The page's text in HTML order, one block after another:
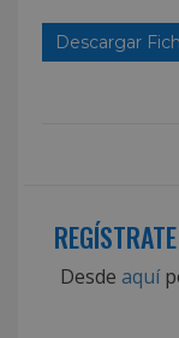
Descargar
Desde aquí